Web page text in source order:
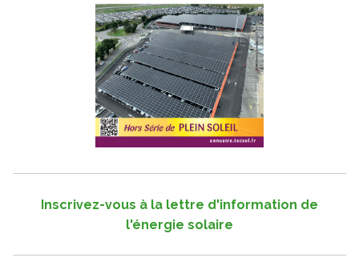
Inscrivez-vous à la lettre d'information de
l'énergie solaire